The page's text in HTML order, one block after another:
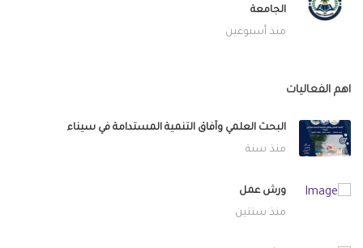
الجامعة
منذ أسبوعين
اهم الفعاليات
البحث العلمي وآفاق التنمية المستدامة في سيناء
منذ سنة
ورش عمل
منذ سنتين